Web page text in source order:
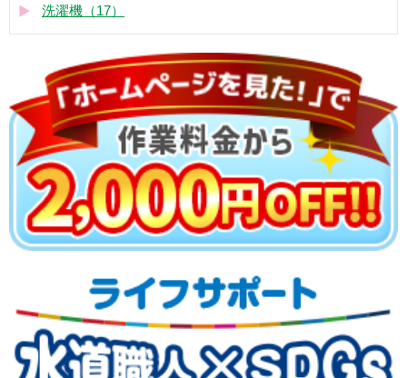
洗濯機（17）